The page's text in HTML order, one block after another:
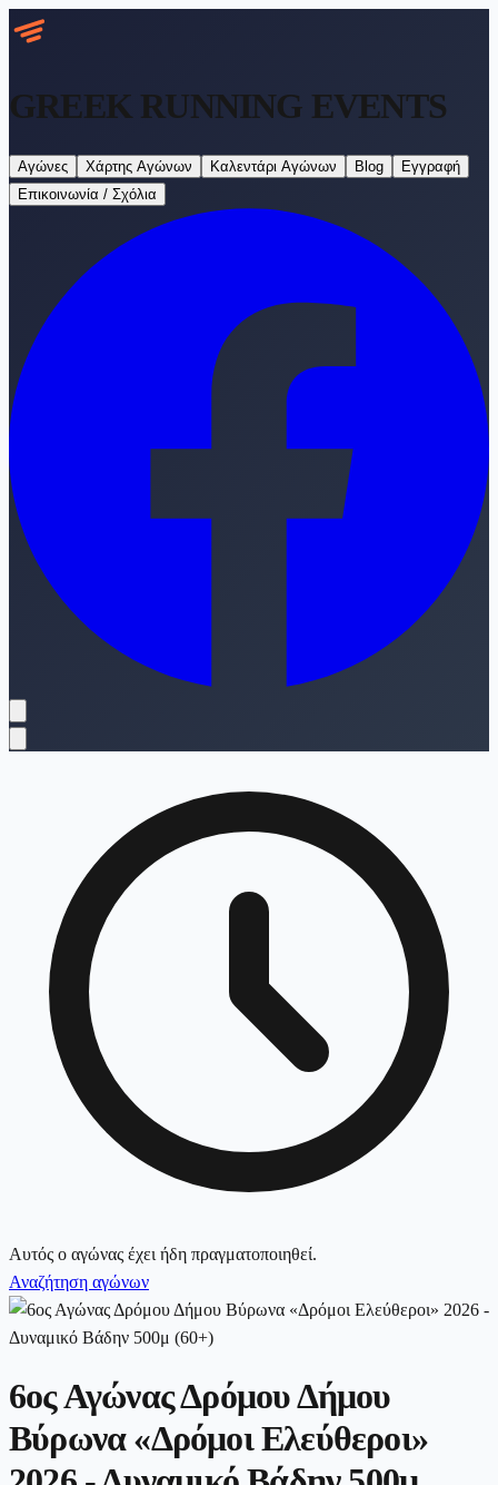
GREEK RUNNING EVENTS
Αγώνες Χάρτης Αγώνων Καλεντάρι Αγώνων Blog
Εγγραφή
Επικοινωνία / Σχόλια
Αυτός ο αγώνας έχει ήδη πραγματοποιηθεί.
Αναζήτηση αγώνων
6ος Αγώνας Δρόμου Δήμου
Βύρωνα «Δρόμοι Ελεύθεροι»